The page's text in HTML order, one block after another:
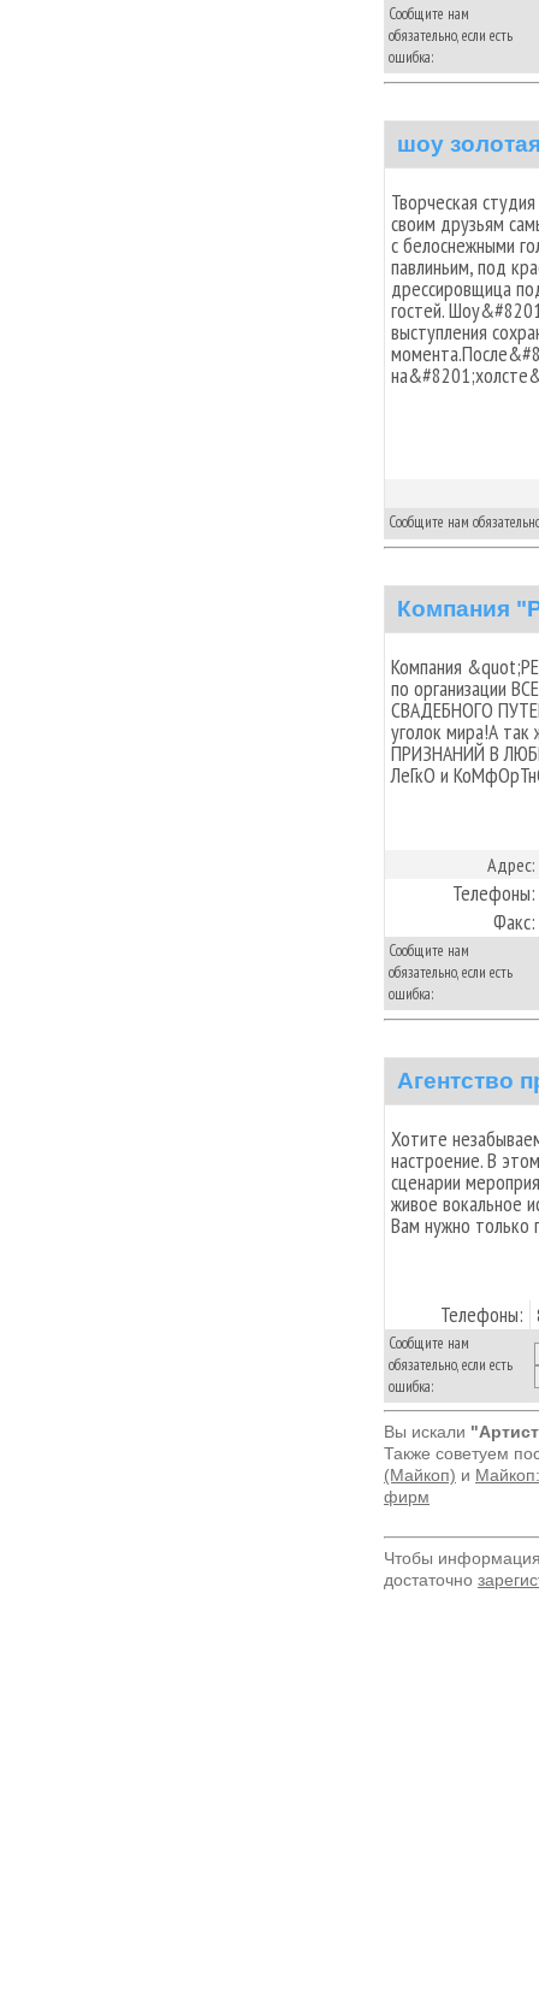
Сообщите нам
обязательно, если есть
ошибка:
шоу
Творческая
своим друзьям
с белоснежными
павлиньим, под
дрессировщица
гостей.
выступления
Сообщите нам
Компания
Компания
по организации
СВАДЕБНОГО
уголок мира!А
ПРИЗНАНИЙ В
ЛеГкО и
Адрес:
Телефоны:
Факс:
Сообщите нам
обязательно, если есть
ошибка:
Агентство
Хотите
настроение. В
сценарии
живое вокальное
Вам нужно только
Телефоны:
Сообщите нам
обязательно, если есть
ошибка:
Вы искали
Также советуем
(Майкоп) и
фирм
Чтобы
достаточно